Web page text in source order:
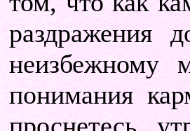
раздражения
неизбежному
понимания